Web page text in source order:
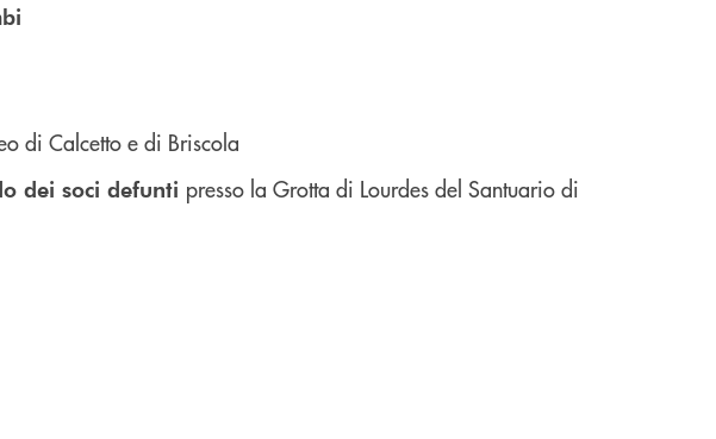
di Calcetto e di Briscola
dei soci defunti presso la Grotta di Lourdes del Santuario di